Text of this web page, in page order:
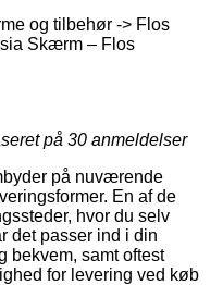
og tilbehør -> Flos
Skærm – Flos
på 30 anmeldelser
på nuværende
En af de
hvor du selv
det passer ind i din
bekvem, samt oftest
for levering ved køb